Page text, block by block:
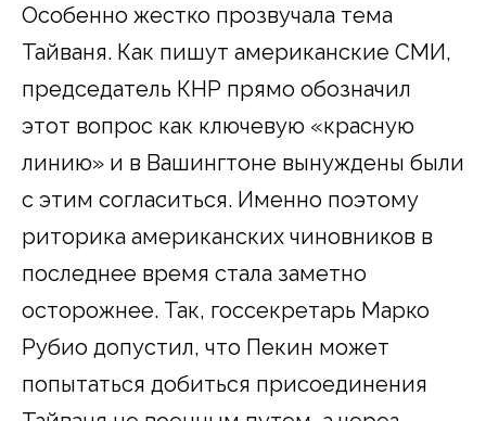
Особенно жестко прозвучала тема
Тайваня. Как пишут американские СМИ,
председатель КНР прямо обозначил
этот вопрос как ключевую «красную
линию» и в Вашингтоне вынуждены были
с этим согласиться. Именно поэтому
риторика американских чиновников в
последнее время стала заметно
осторожнее. Так, госсекретарь Марко
Рубио допустил, что Пекин может
попытаться добиться присоединения